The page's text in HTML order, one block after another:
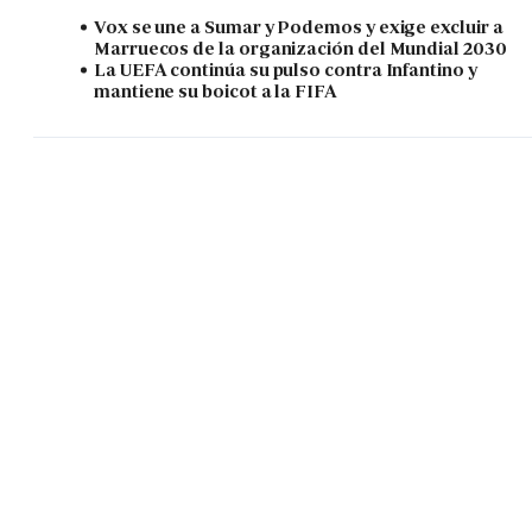
Vox se une a Sumar y Podemos y exige excluir a
Marruecos de la organización del Mundial 2030
La UEFA continúa su pulso contra Infantino y
mantiene su boicot a la FIFA